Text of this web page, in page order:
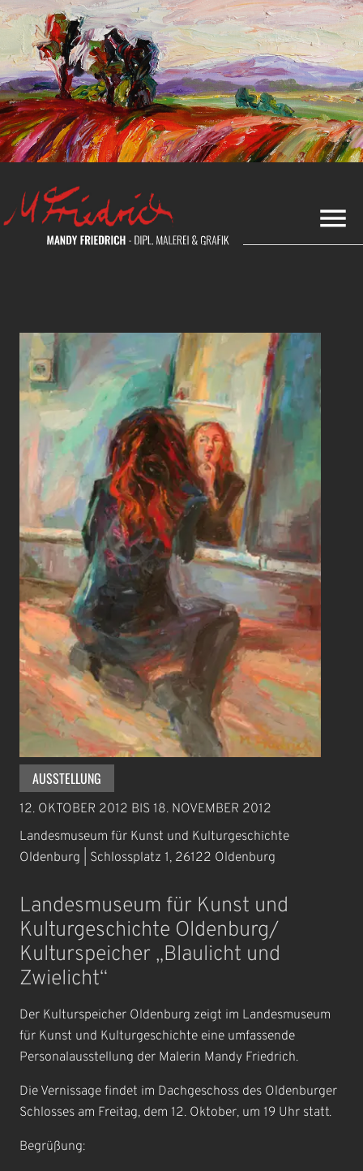
AUSSTELLUNG
12. OKTOBER 2012 BIS 18. NOVEMBER 2012
Landesmuseum für Kunst und Kulturgeschichte
Oldenburg | Schlossplatz 1, 26122 Oldenburg
Landesmuseum für Kunst und
Kulturgeschichte Oldenburg/
Kulturspeicher „Blaulicht und
Zwielicht“
Der Kulturspeicher Oldenburg zeigt im Landesmuseum
für Kunst und Kulturgeschichte eine umfassende
Personalausstellung der Malerin Mandy Friedrich.
Die Vernissage findet im Dachgeschoss des Oldenburger
Schlosses am Freitag, dem 12. Oktober, um 19 Uhr statt.
Begrüßung: